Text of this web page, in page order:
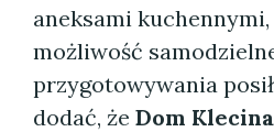
aneksami
możliwość
przygotowywania
dodać, że Dom Klecina